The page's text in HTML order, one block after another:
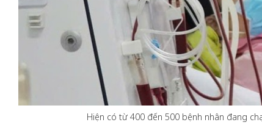
Hiện có từ 400 đến 500 bệnh nhân đang
Hà Nội vững bước vào
50 năm Việt
nhập
nguồn nội lực